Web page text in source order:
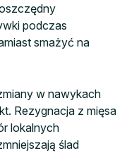
podczas
smażyć na
w nawykach
Rezygnacja z mięsa
lokalnych
ślad